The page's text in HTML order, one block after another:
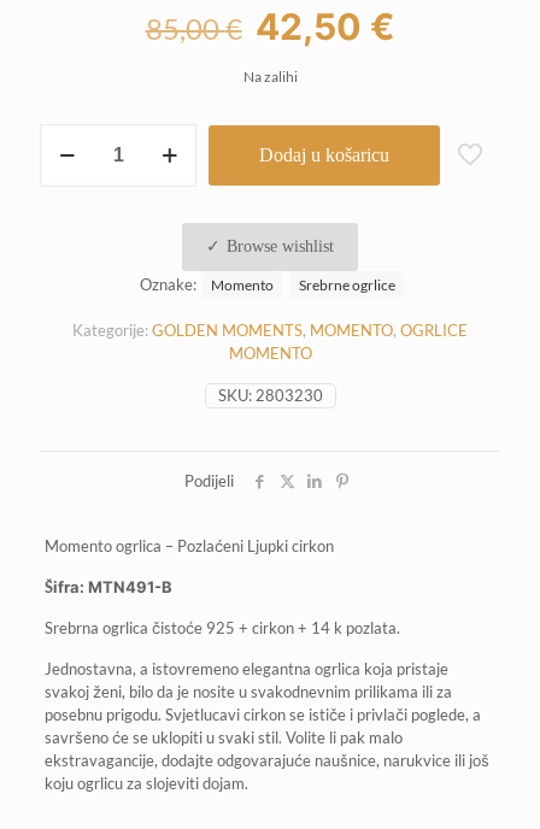
85,00€ Izvorna
cijena
bila
je:
85,00 €.
42,50 €
42,50 €.
Na zalihi
ogrlica
Dodaj u košaricu
Browse wishlist
SKU: 2803230
Kategorije:GOLDEN MOMENTS, MOMENTO, OGRLICE
MOMENTO
Oznake: Momento Srebrne ogrlice
Podijeli
Momento ogrlica – Pozlaćeni Ljupki cirkon
Šifra: MTN491-B
Srebrna ogrlica čistoće 925 + cirkon + 14 k pozlata.
Jednostavna, a istovremeno elegantna ogrlica koja pristaje
svakoj ženi, bilo da je nosite u svakodnevnim prilikama ili za
posebnu prigodu. Svjetlucavi cirkon se ističe i privlači poglede, a
savršeno će se uklopiti u svaki stil. Volite li pak malo
ekstravagancije, dodajte odgovarajuće naušnice, narukvice ili još
koju ogrlicu za slojeviti dojam.